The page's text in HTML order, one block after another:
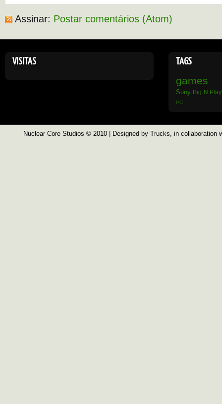
Assinar: Postar comentários (Atom)
VISITAS TAGS
games
Sony Big N
PC
Nuclear Core Studios © 2010 | Designed by Trucks, in collaboration